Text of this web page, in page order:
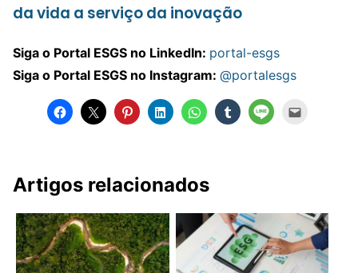
da vida a serviço da inovação
Siga o Portal ESGS no LinkedIn: portal-esgs
Siga o Portal ESGS no Instagram: @portalesgs
Artigos relacionados